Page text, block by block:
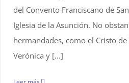
del Convento Franciscano de
Iglesia de la Asunción. No
hermandades, como el Cristo
Verónica y [...]